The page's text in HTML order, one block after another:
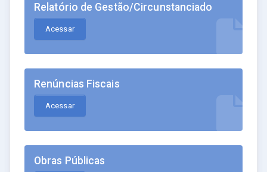
Relatório de Gestão/Circunstanciado
Acessar
Renúncias Fiscais
Acessar
Obras Públicas